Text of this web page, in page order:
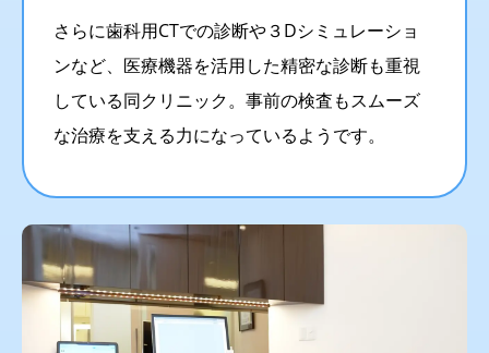
さらに歯科用CTでの診断や３Dシミュレーショ
ンなど、医療機器を活用した精密な診断も重視
している同クリニック。事前の検査もスムーズ
な治療を支える力になっているようです。